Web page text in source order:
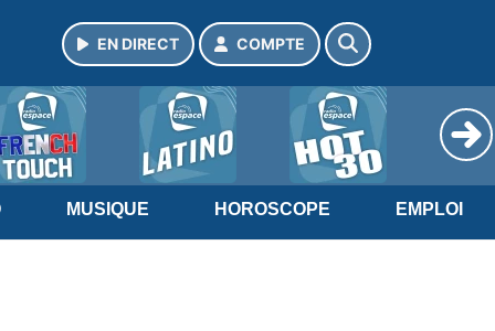
EN DIRECT COMPTE
MUSIQUE HOROSCOPE EMPLOI